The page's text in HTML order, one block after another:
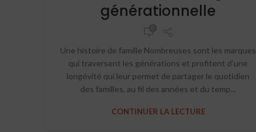
générationnelle
Une histoire de famille Nombreuses sont les marques
qui traversent les générations et profitent d’une
longévité qui leur permet de partager le quotidien
des familles, au fil des années et du temp...
CONTINUER LA LECTURE